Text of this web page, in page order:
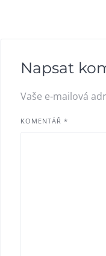
Napsat
Vaše e-mailová
KOMENTÁŘ*